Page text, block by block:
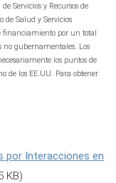
Servicios y Recursos de
de Salud y Servicios
financiamiento por un total
no gubernamentales. Los
los puntos de
de los EE.UU. Para obtener
por Interacciones en
KB)